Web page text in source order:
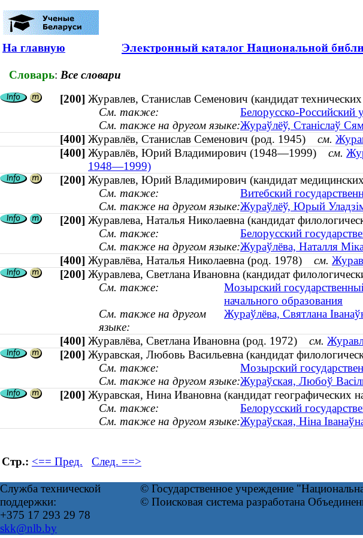
На главную
Словарь: Все словари
[200] Журавлев, Станислав Семенович (кандидат
См. также:
Белорусско-Российский
См. также на другом языке:Жураўлёў, Станіслаў
[400] Журавлёв, Станислав Семенович (род. 1945) см.
[400] Журавлёв, Юрий Владимирович (1948—1999) см.
1948—1999)
[200] Журавлев, Юрий Владимирович (кандидат
См. также:
Витебский
См. также на другом языке:Жураўлёў, Юрый
[200] Журавлева, Наталья Николаевна (кандидат
См. также:
Белорусский
См. также на другом языке:Жураўлёва, Наталля
[400] Журавлёва, Наталья Николаевна (род. 1978) см.
[200] Журавлева, Светлана Ивановна (кандидат
См. также:
Мозырский
начального образования
См. также на другом
языке:
Жураўлёва, Святлана
[400] Журавлёва, Светлана Ивановна (род. 1972) см.
[200] Журавская, Любовь Васильевна (кандидат
См. также:
Мозырский
См. также на другом языке:Жураўская, Любоў
[200] Журавская, Нина Ивановна (кандидат географических
См. также:
Белорусский
См. также на другом языке:Жураўская, Ніна
Стр.: <== Пред. След. ==>
Служба технической
поддержки:
+375 17 293 29 78
skk@nlb.by
© Государственное учреждение
© Поисковая система разработана